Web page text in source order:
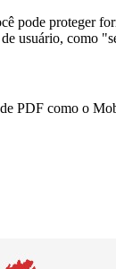
pode proteger
usuário, como
como o